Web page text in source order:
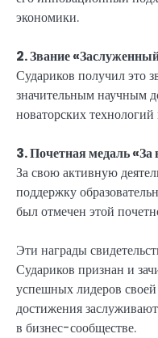
экономики.
2. Звание
Судариков получил это
значительным научным
новаторских
3. Почетная медаль «За
За свою активную
поддержку
был отмечен этой
Эти награды
Судариков признан и
успешных лидеров
достижения
в бизнес-сообществе.